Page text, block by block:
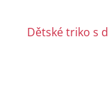
Dětské triko s